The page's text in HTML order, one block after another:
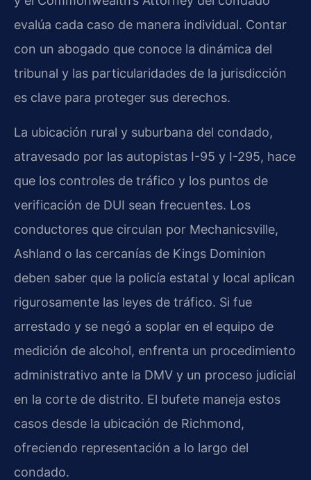
evalúa cada caso de manera individual. Contar
con un abogado que conoce la dinámica del
tribunal y las particularidades de la jurisdicción
es clave para proteger sus derechos.
La ubicación rural y suburbana del condado,
atravesado por las autopistas I-95 y I-295, hace
que los controles de tráfico y los puntos de
verificación de DUI sean frecuentes. Los
conductores que circulan por Mechanicsville,
Ashland o las cercanías de Kings Dominion
deben saber que la policía estatal y local aplican
rigurosamente las leyes de tráfico. Si fue
arrestado y se negó a soplar en el equipo de
medición de alcohol, enfrenta un procedimiento
administrativo ante la DMV y un proceso judicial
en la corte de distrito. El bufete maneja estos
casos desde la ubicación de Richmond,
ofreciendo representación a lo largo del
condado.